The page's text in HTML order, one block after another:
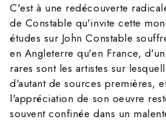
C'est à une redécouverte
de Constable qu'invite cette
études sur John Constable
en Angleterre qu'en France,
rares sont les artistes sur
d'autant de sources premières,
l'appréciation de son oeuvre
souvent confinée dans un